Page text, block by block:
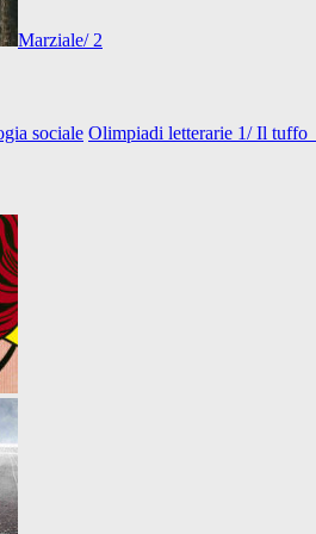
Marziale/ 2
sociale Olimpiadi letterarie 1/ Il tuffo